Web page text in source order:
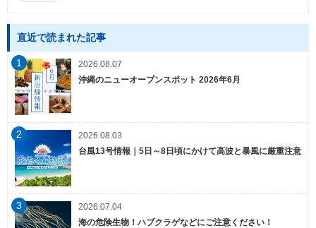
直近で読まれた記事
1
2026.08.07
沖縄のニューオープンスポット 2026年6月
2
2026.08.03
台風13号情報｜5日～8日頃にかけて高波と暴風に厳重注意
3
2026.07.04
海の危険生物！ハブクラゲなどにご注意ください！